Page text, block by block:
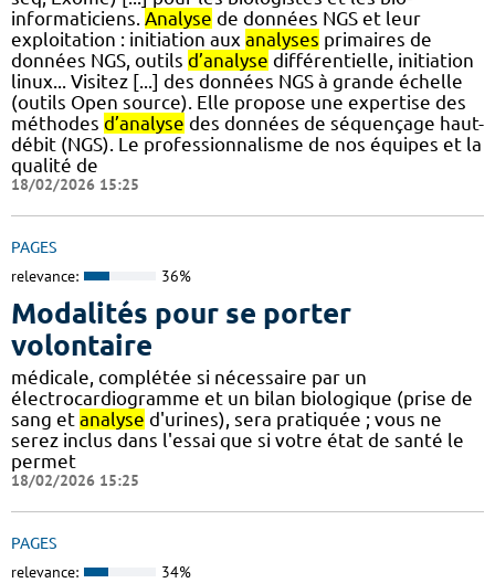
informaticiens. Analyse de données NGS et leur
exploitation : initiation aux analyses primaires de
données NGS, outils d’analyse différentielle, initiation
linux... Visitez [...] des données NGS à grande échelle
(outils Open source). Elle propose une expertise des
méthodes d’analyse des données de séquençage haut-
débit (NGS). Le professionnalisme de nos équipes et la
qualité de
18/02/2026 15:25
PAGES
relevance: 36%
Modalités pour se porter
volontaire
médicale, complétée si nécessaire par un
électrocardiogramme et un bilan biologique (prise de
sang et analyse d'urines), sera pratiquée ; vous ne
serez inclus dans l'essai que si votre état de santé le
permet
18/02/2026 15:25
PAGES
relevance: 34%